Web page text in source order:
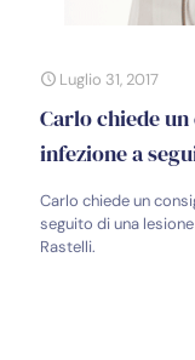
Luglio 31, 2017
Carlo chiede
infezione a
Carlo chiede un
seguito di una
Rastelli.